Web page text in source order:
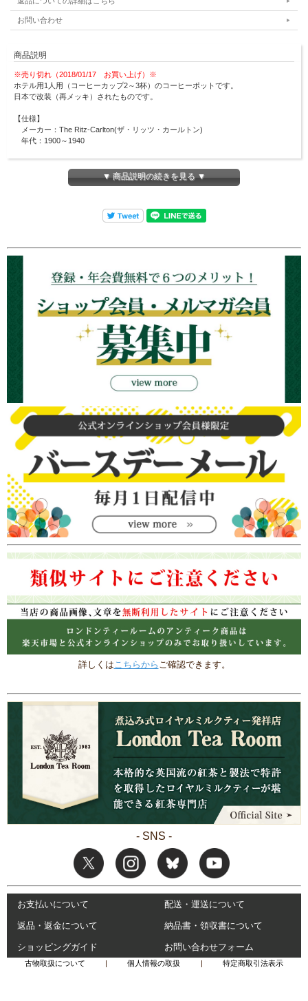
お問い合わせ
商品説明
※売り切れ（2018/01/17 お買い上げ）※
ホテル用1人用（コーヒーカップ2～3杯）のコーヒーポットです。
日本で改装（再メッキ）されたものです。
【仕様】
メーカー：The Ritz-Carlton(ザ・リッツ・カールトン)
年代：1900～1940
コーヒーポット： 幅約160mm×高さ約130mm 容量380cc
ロンドンティールームで扱うアンティークは全て一点商品です。
されていてもご注文のタイミングにより、売切れとなる場合がございます。
その場合はメールにてご連絡致しますので、予めご理解・ご了承のほど宜しくお願
▼ 商品説明の続きを見る ▼
詳しくはこちらから ご確認できます。
- SNS -
お支払いについて 配送・運送について
返品・返金について 納品書・領収書について
ショッピングガイド お問い合わせフォーム
古物取扱について | 個人情報の取扱 | 特定商取引法表示